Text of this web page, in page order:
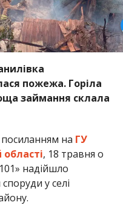
пожежа. Горіла
займання склала
посиланням на ГУ
, 18 травня о
надійшло
у селі